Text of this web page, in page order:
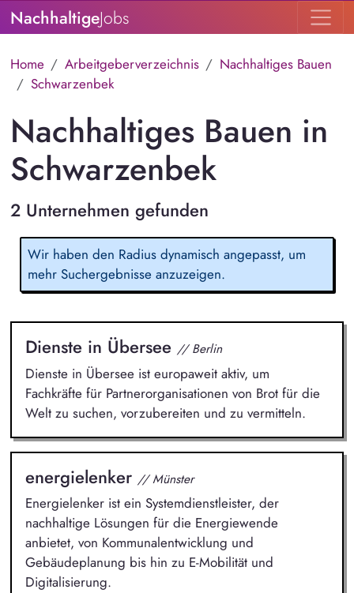
NachhaltigeJobs
Home Arbeitgeberverzeichnis
Nachhaltiges Bauen
Schwarzenbek
Nachhaltiges Bauen in
Schwarzenbek
2 Unternehmen gefunden
Wir haben den Radius dynamisch angepasst, um
mehr Suchergebnisse anzuzeigen.
Dienste in Übersee // Berlin
Dienste in Übersee ist europaweit aktiv, um
Fachkräfte für Partnerorganisationen von Brot für die
Welt zu suchen, vorzubereiten und zu vermitteln.
energielenker // Münster
Energielenker ist ein Systemdienstleister, der
nachhaltige Lösungen für die Energiewende
anbietet, von Kommunalentwicklung und
Gebäudeplanung bis hin zu E-Mobilität und
Digitalisierung.